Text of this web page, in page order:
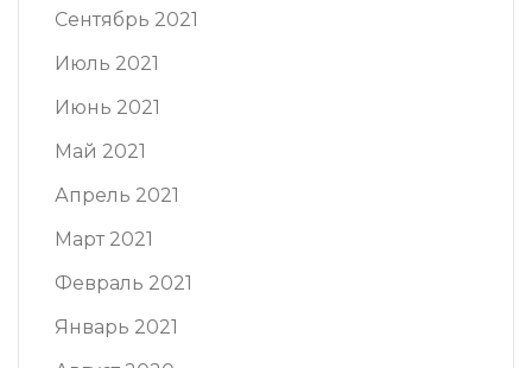
Сентябрь 2021
Июль 2021
Июнь 2021
Май 2021
Апрель 2021
Март 2021
Февраль 2021
Январь 2021